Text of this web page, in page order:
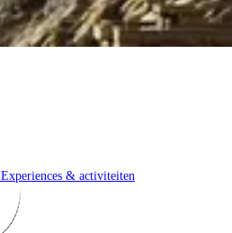
Experiences & activiteiten